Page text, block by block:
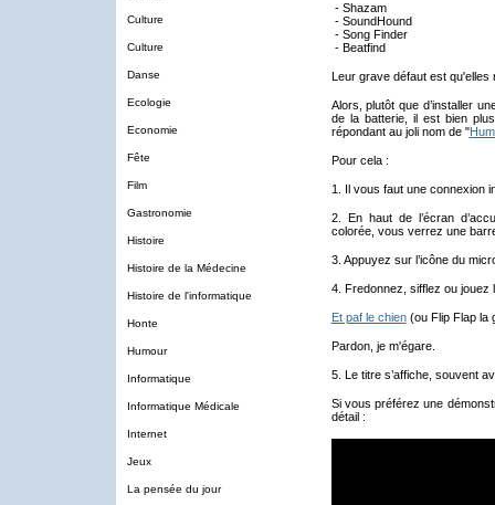
Culture
Culture
Danse
Ecologie
Economie
Fête
Film
Gastronomie
Histoire
Histoire de la Médecine
Histoire de l'informatique
Honte
Humour
Informatique
Informatique Médicale
Internet
Jeux
La pensée du jour
- Shazam
- SoundHound
- Song Finder
- Beatfind
Leur grave défaut est qu'elles
Alors, plutôt que d’installer
de la batterie, il est bien
répondant au joli nom de "
Pour cela :
1. Il vous faut une connexion
2. En haut de l’écran
colorée, vous verrez une
3. Appuyez sur l’icône du
4. Fredonnez, sifflez ou
Et paf le chien(ou Flip Flap la
Pardon, je m'égare.
5. Le titre s’affiche, souvent
Si vous préférez une
détail :